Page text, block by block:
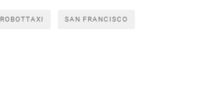
ROBOTTAXI SAN FRANCISCO